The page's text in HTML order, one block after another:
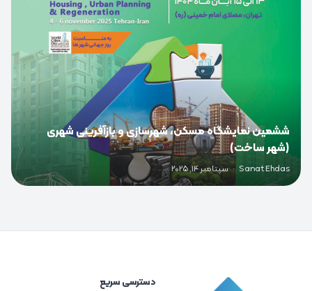
ششمین نمایشگاه مسکن، شهرسازی و بازآفرینی شهری
(شهر ساخت)
Sanat Ehdas
· سپتامبر 14, 2025
دسترسی سریع